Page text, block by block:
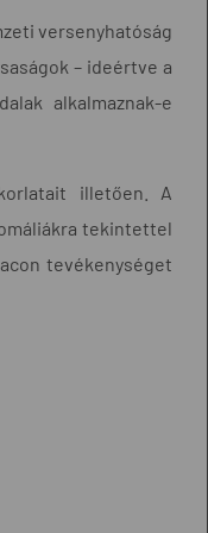
versenyhatóság
– ideértve a
alkalmaznak-e
illetően. A
tekintettel
tevékenységet